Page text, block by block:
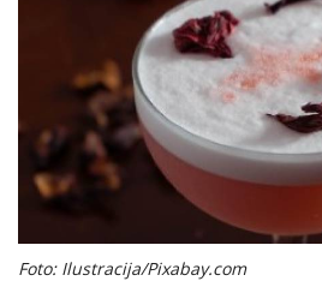
Foto: Ilustracija/Pixabay.com